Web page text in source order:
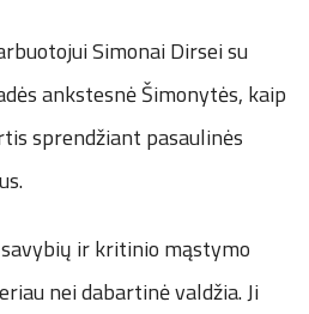
Simonai Dirsei su
ankstesnė Šimonytės, kaip
sprendžiant pasaulinės
ir kritinio mąstymo
nei dabartinė valdžia. Ji